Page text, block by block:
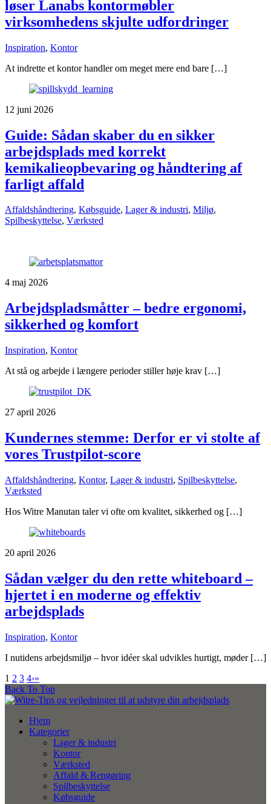
løser Lanabs kontormøbler
virksomhedens skjulte udfordringer
Inspiration, Kontor
At indrette et kontor handler om meget mere end bare […]
12 juni 2026
Guide: Sådan skaber du en sikker
arbejdsplads med korrekt
kemikalieopbevaring og håndtering af
farligt affald
Affaldshåndtering, Købsguide, Lager & industri, Miljø,
Spilbeskyttelse, Værksted
4 maj 2026
Arbejdspladsmåtter – bedre ergonomi,
sikkerhed og komfort
Inspiration, Kontor
At stå og arbejde i længere perioder stiller høje krav […]
27 april 2026
Kundernes stemme: Derfor er vi stolte af
vores Trustpilot-score
Affaldshåndtering, Kontor, Lager & industri, Spilbeskyttelse,
Værksted
Hos Witre Manutan taler vi ofte om kvalitet, sikkerhed og […]
20 april 2026
Sådan vælger du den rette whiteboard –
hjertet i en moderne og effektiv
arbejdsplads
Inspiration, Kontor
I nutidens arbejdsmiljø – hvor idéer skal udvikles hurtigt, møder […]
1 2 3 4›»
Back To Top
Hjem
Kategorier
Lager & industri
Kontor
Værksted
Affald & Rengøring
Spilbeskyttelse
Købsguide